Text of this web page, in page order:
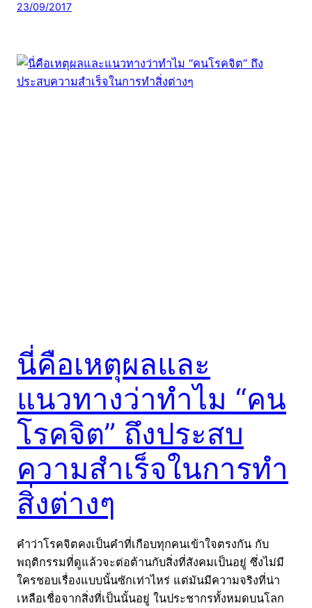
23/09/2017
นี่คือเหตุผลและ
แนวทางว่าทำไม “คน
โรคจิต” ถึงประสบ
ความสำเร็จในการทำ
สิ่งต่างๆ
คำว่าโรคจิตคงเป็นคำที่เกือบทุกคนเข้าใจตรงกัน กับ
พฤติกรรมที่ดูแล้วจะต่อต้านกับสิ่งที่สังคมเป็นอยู่ ซึ่งไม่มี
ใครชอบเรื่องแบบนั้นซักเท่าไหร่ แต่มันมีความจริงที่น่า
เหลือเชื่อจากสิ่งที่เป็นนั้นอยู่ ในประชากรทั้งหมดบนโลก